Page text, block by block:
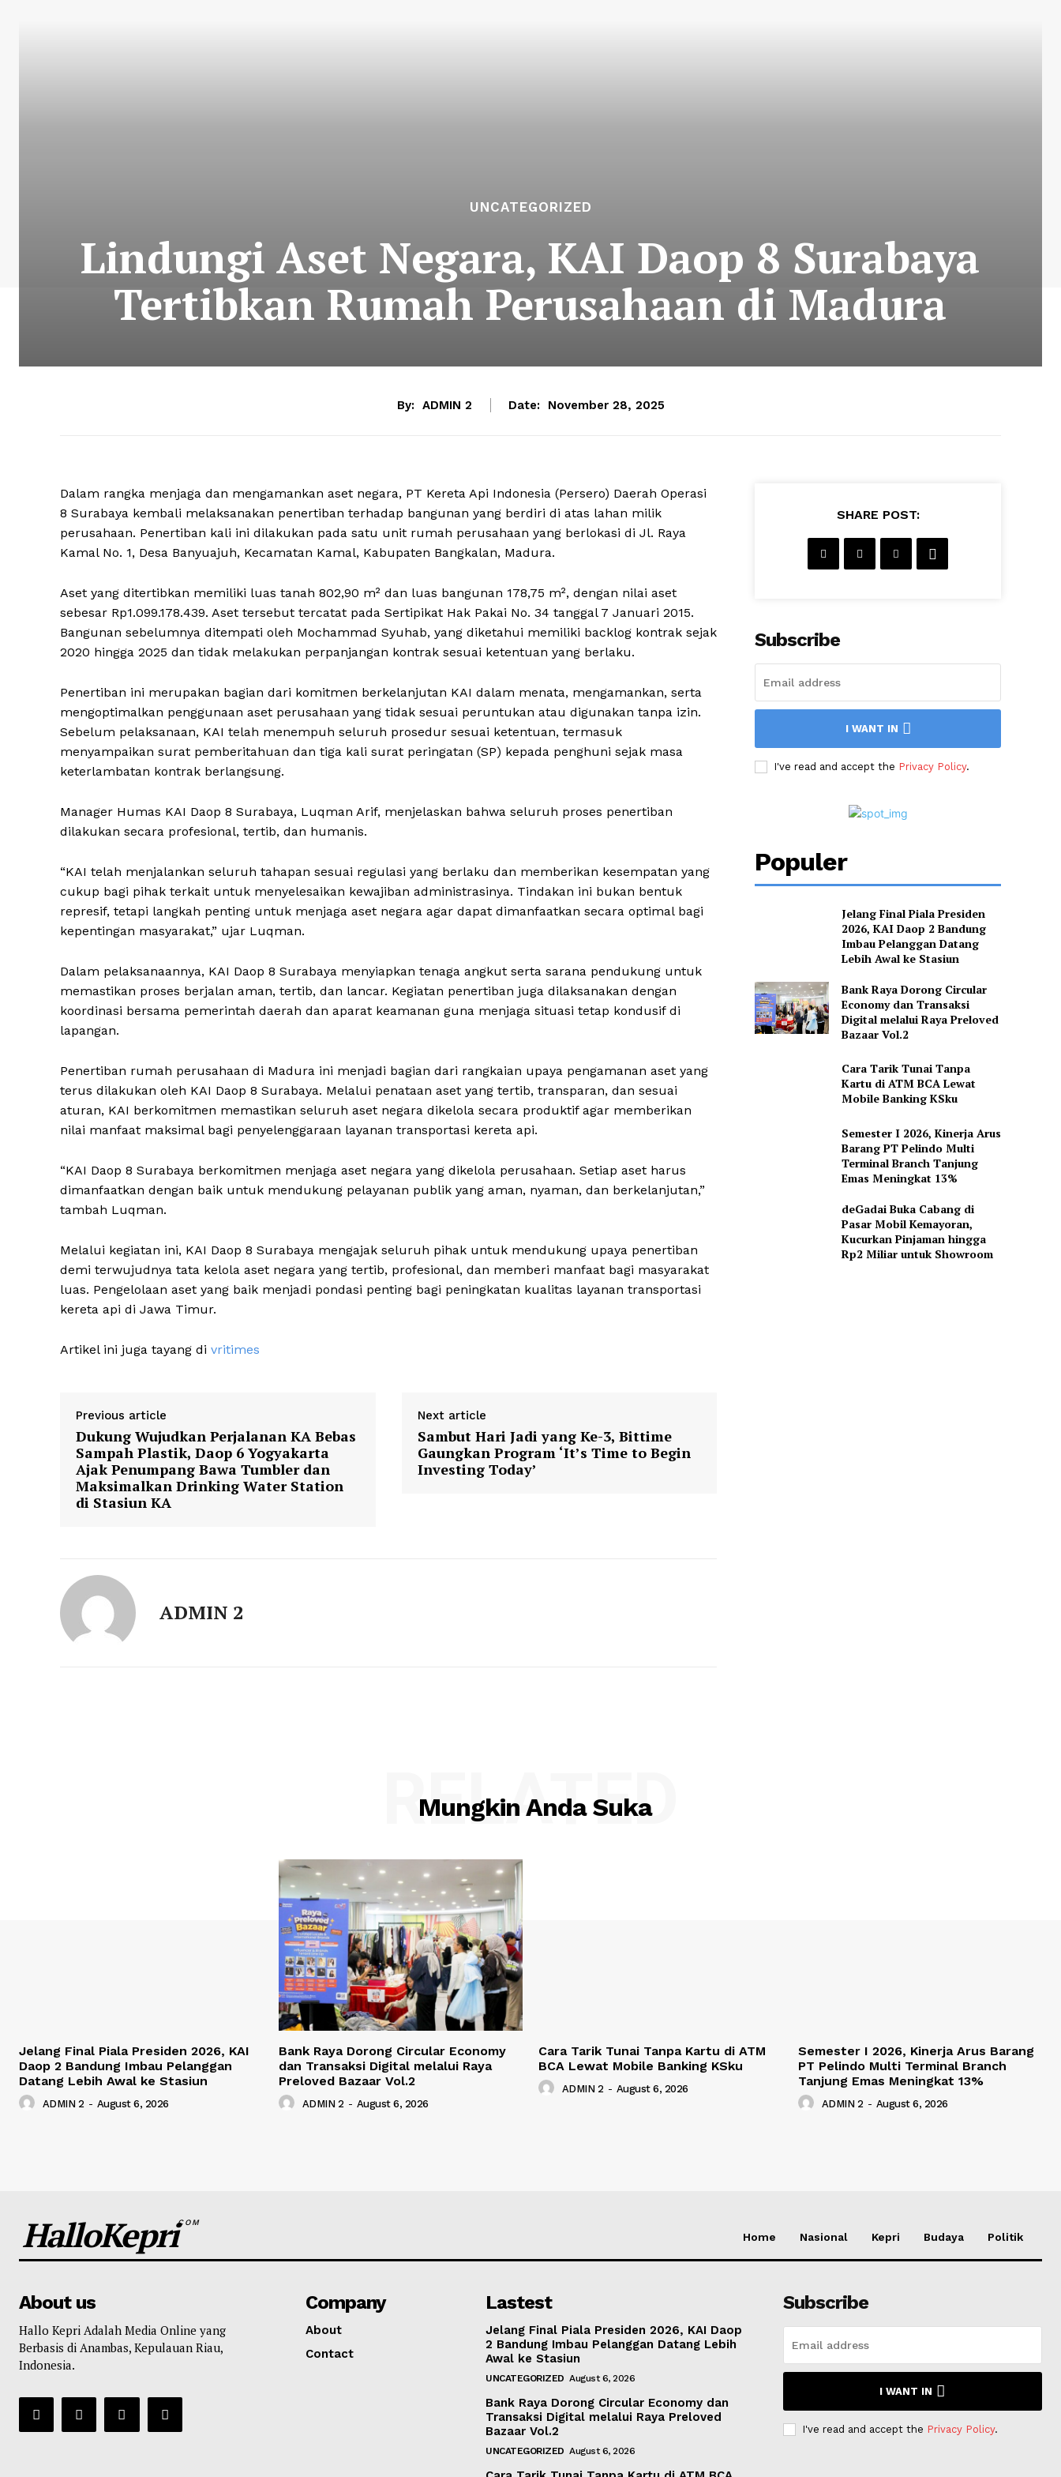
UNCATEGORIZED
Lindungi Aset Negara, KAI Daop 8 Surabaya
Tertibkan Rumah Perusahaan di Madura
By: ADMIN 2 Date: November 28, 2025
Dalam rangka menjaga dan mengamankan aset negara, PT Kereta Api Indonesia (Persero) Daerah Operasi
8 Surabaya kembali melaksanakan penertiban terhadap bangunan yang berdiri di atas lahan milik
perusahaan. Penertiban kali ini dilakukan pada satu unit rumah perusahaan yang berlokasi di Jl. Raya
Kamal No. 1, Desa Banyuajuh, Kecamatan Kamal, Kabupaten Bangkalan, Madura.
Aset yang ditertibkan memiliki luas tanah 802,90 m² dan luas bangunan 178,75 m², dengan nilai aset
sebesar Rp1.099.178.439. Aset tersebut tercatat pada Sertipikat Hak Pakai No. 34 tanggal 7 Januari 2015.
Bangunan sebelumnya ditempati oleh Mochammad Syuhab, yang diketahui memiliki backlog kontrak sejak
2020 hingga 2025 dan tidak melakukan perpanjangan kontrak sesuai ketentuan yang berlaku.
Penertiban ini merupakan bagian dari komitmen berkelanjutan KAI dalam menata, mengamankan, serta
mengoptimalkan penggunaan aset perusahaan yang tidak sesuai peruntukan atau digunakan tanpa izin.
Sebelum pelaksanaan, KAI telah menempuh seluruh prosedur sesuai ketentuan, termasuk
menyampaikan surat pemberitahuan dan tiga kali surat peringatan (SP) kepada penghuni sejak masa
keterlambatan kontrak berlangsung.
Manager Humas KAI Daop 8 Surabaya, Luqman Arif, menjelaskan bahwa seluruh proses penertiban
dilakukan secara profesional, tertib, dan humanis.
“KAI telah menjalankan seluruh tahapan sesuai regulasi yang berlaku dan memberikan kesempatan yang
cukup bagi pihak terkait untuk menyelesaikan kewajiban administrasinya. Tindakan ini bukan bentuk
represif, tetapi langkah penting untuk menjaga aset negara agar dapat dimanfaatkan secara optimal bagi
kepentingan masyarakat,” ujar Luqman.
Dalam pelaksanaannya, KAI Daop 8 Surabaya menyiapkan tenaga angkut serta sarana pendukung untuk
memastikan proses berjalan aman, tertib, dan lancar. Kegiatan penertiban juga dilaksanakan dengan
koordinasi bersama pemerintah daerah dan aparat keamanan guna menjaga situasi tetap kondusif di
lapangan.
Penertiban rumah perusahaan di Madura ini menjadi bagian dari rangkaian upaya pengamanan aset yang
terus dilakukan oleh KAI Daop 8 Surabaya. Melalui penataan aset yang tertib, transparan, dan sesuai
aturan, KAI berkomitmen memastikan seluruh aset negara dikelola secara produktif agar memberikan
nilai manfaat maksimal bagi penyelenggaraan layanan transportasi kereta api.
“KAI Daop 8 Surabaya berkomitmen menjaga aset negara yang dikelola perusahaan. Setiap aset harus
dimanfaatkan dengan baik untuk mendukung pelayanan publik yang aman, nyaman, dan berkelanjutan,”
tambah Luqman.
Melalui kegiatan ini, KAI Daop 8 Surabaya mengajak seluruh pihak untuk mendukung upaya penertiban
demi terwujudnya tata kelola aset negara yang tertib, profesional, dan memberi manfaat bagi masyarakat
luas. Pengelolaan aset yang baik menjadi pondasi penting bagi peningkatan kualitas layanan transportasi
kereta api di Jawa Timur.
Artikel ini juga tayang di vritimes
Previous article
Dukung Wujudkan Perjalanan KA Bebas
Sampah Plastik, Daop 6 Yogyakarta
Ajak Penumpang Bawa Tumbler dan
Maksimalkan Drinking Water Station
di Stasiun KA
Next article
Sambut Hari Jadi yang Ke-3, Bittime
Gaungkan Program ‘It’s Time to Begin
Investing Today’
ADMIN 2
SHARE POST:
Subscribe
I WANT IN
I've read and accept the Privacy Policy.
Populer
Jelang Final Piala Presiden
2026, KAI Daop 2 Bandung
Imbau Pelanggan Datang
Lebih Awal ke Stasiun
Bank Raya Dorong Circular
Economy dan Transaksi
Digital melalui Raya Preloved
Bazaar Vol.2
Cara Tarik Tunai Tanpa
Kartu di ATM BCA Lewat
Mobile Banking KSku
Semester I 2026, Kinerja Arus
Barang PT Pelindo Multi
Terminal Branch Tanjung
Emas Meningkat 13%
deGadai Buka Cabang di
Pasar Mobil Kemayoran,
Kucurkan Pinjaman hingga
Rp2 Miliar untuk Showroom
Mungkin Anda Suka
RELATED
Jelang Final Piala Presiden 2026, KAI
Daop 2 Bandung Imbau Pelanggan
Datang Lebih Awal ke Stasiun
ADMIN 2 - August 6, 2026
Bank Raya Dorong Circular Economy
dan Transaksi Digital melalui Raya
Preloved Bazaar Vol.2
ADMIN 2 - August 6, 2026
Cara Tarik Tunai Tanpa Kartu di ATM
BCA Lewat Mobile Banking KSku
ADMIN 2 - August 6, 2026
Semester I 2026, Kinerja Arus Barang
PT Pelindo Multi Terminal Branch
Tanjung Emas Meningkat 13%
ADMIN 2 - August 6, 2026
HalloKepriCOM
Home Nasional Kepri Budaya Politik
About us
Hallo Kepri Adalah Media Online yang
Berbasis di Anambas, Kepulauan Riau,
Indonesia.
Company
About
Contact
Lastest
Jelang Final Piala Presiden 2026, KAI Daop
2 Bandung Imbau Pelanggan Datang Lebih
Awal ke Stasiun
UNCATEGORIZED August 6, 2026
Bank Raya Dorong Circular Economy dan
Transaksi Digital melalui Raya Preloved
Bazaar Vol.2
UNCATEGORIZED August 6, 2026
Subscribe
I WANT IN
I've read and accept the Privacy Policy.